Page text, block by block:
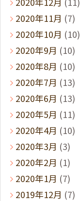
2020年11月 (7)
2020年10月 (10)
2020年9月 (10)
2020年8月 (10)
2020年7月 (13)
2020年6月 (13)
2020年5月 (11)
2020年4月 (10)
2020年3月 (3)
2020年2月 (1)
2020年1月 (7)
2019年12月 (7)